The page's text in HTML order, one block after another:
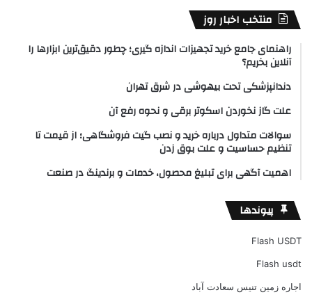
منتخب اخبار روز
راهنمای جامع خرید تجهیزات اندازه گیری؛ چطور دقیق‌ترین ابزارها را
آنلاین بخریم؟
دندانپزشکی تحت بیهوشی در شرق تهران
علت گاز نخوردن اسکوتر برقی و نحوه رفع آن
سوالات متداول درباره خرید و نصب گیت فروشگاهی؛ از قیمت تا
تنظیم حساسیت و علت بوق زدن
اهمیت آگهی برای تبلیغ محصول، خدمات و برندینگ در صنعت
پیوندها
Flash USDT
Flash usdt
اجاره زمین تنیس سعادت آباد